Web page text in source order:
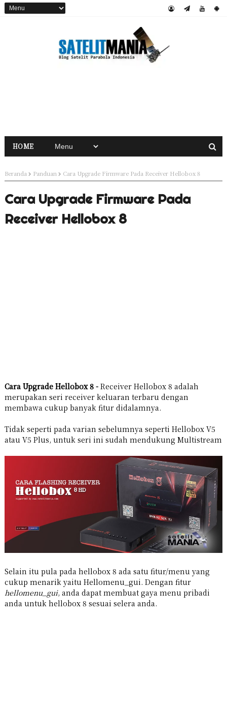
HOME
Beranda Panduan Cara Upgrade Firmware Pada Receiver Hellobox 8
Cara Upgrade Firmware Pada
Receiver Hellobox 8
Cara Upgrade Hellobox 8 - Receiver Hellobox 8 adalah
merupakan seri receiver keluaran terbaru dengan
membawa cukup banyak fitur didalamnya.
Tidak seperti pada varian sebelumnya seperti Hellobox V5
atau V5 Plus, untuk seri ini sudah mendukung Multistream
Selain itu pula pada hellobox 8 ada satu fitur/menu yang
cukup menarik yaitu Hellomenu_gui. Dengan fitur
hellomenu_gui, anda dapat membuat gaya menu pribadi
anda untuk hellobox 8 sesuai selera anda.